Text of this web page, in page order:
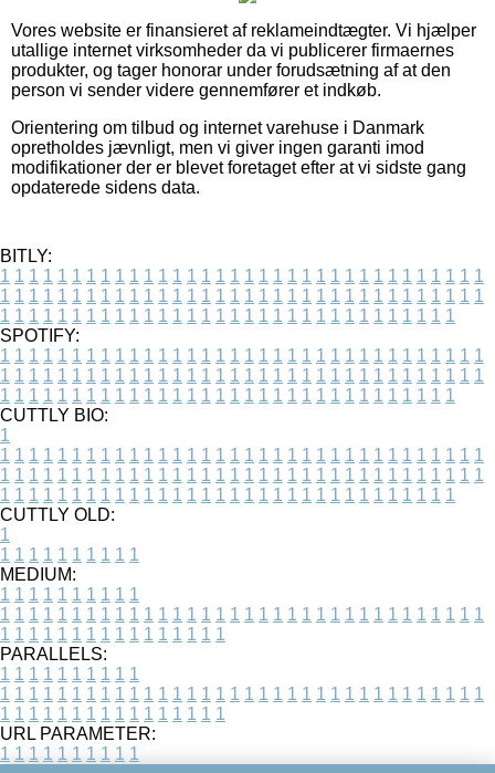
Vores website er finansieret af reklameindtægter. Vi hjælper
utallige internet virksomheder da vi publicerer firmaernes
produkter, og tager honorar under forudsætning af at den
person vi sender videre gennemfører et indkøb.
Orientering om tilbud og internet varehuse i Danmark
opretholdes jævnligt, men vi giver ingen garanti imod
modifikationer der er blevet foretaget efter at vi sidste gang
opdaterede sidens data.
BITLY:
1 1 1 1 1 1 1 1 1 1 1 1 1 1 1 1 1 1 1 1 1 1 1 1 1 1 1 1 1 1 1 1 1 1
1 1 1 1 1 1 1 1 1 1 1 1 1 1 1 1 1 1 1 1 1 1 1 1 1 1 1 1 1 1 1 1 1 1
1 1 1 1 1 1 1 1 1 1 1 1 1 1 1 1 1 1 1 1 1 1 1 1 1 1 1 1 1 1 1 1
SPOTIFY:
1 1 1 1 1 1 1 1 1 1 1 1 1 1 1 1 1 1 1 1 1 1 1 1 1 1 1 1 1 1 1 1 1 1
1 1 1 1 1 1 1 1 1 1 1 1 1 1 1 1 1 1 1 1 1 1 1 1 1 1 1 1 1 1 1 1 1 1
1 1 1 1 1 1 1 1 1 1 1 1 1 1 1 1 1 1 1 1 1 1 1 1 1 1 1 1 1 1 1 1
CUTTLY BIO:
1
1 1 1 1 1 1 1 1 1 1 1 1 1 1 1 1 1 1 1 1 1 1 1 1 1 1 1 1 1 1 1 1 1 1
1 1 1 1 1 1 1 1 1 1 1 1 1 1 1 1 1 1 1 1 1 1 1 1 1 1 1 1 1 1 1 1 1 1
1 1 1 1 1 1 1 1 1 1 1 1 1 1 1 1 1 1 1 1 1 1 1 1 1 1 1 1 1 1 1 1
CUTTLY OLD:
1
1 1 1 1 1 1 1 1 1 1
MEDIUM:
1 1 1 1 1 1 1 1 1 1
1 1 1 1 1 1 1 1 1 1 1 1 1 1 1 1 1 1 1 1 1 1 1 1 1 1 1 1 1 1 1 1 1 1
1 1 1 1 1 1 1 1 1 1 1 1 1 1 1 1
PARALLELS:
1 1 1 1 1 1 1 1 1 1
1 1 1 1 1 1 1 1 1 1 1 1 1 1 1 1 1 1 1 1 1 1 1 1 1 1 1 1 1 1 1 1 1 1
1 1 1 1 1 1 1 1 1 1 1 1 1 1 1 1
URL PARAMETER:
1 1 1 1 1 1 1 1 1 1